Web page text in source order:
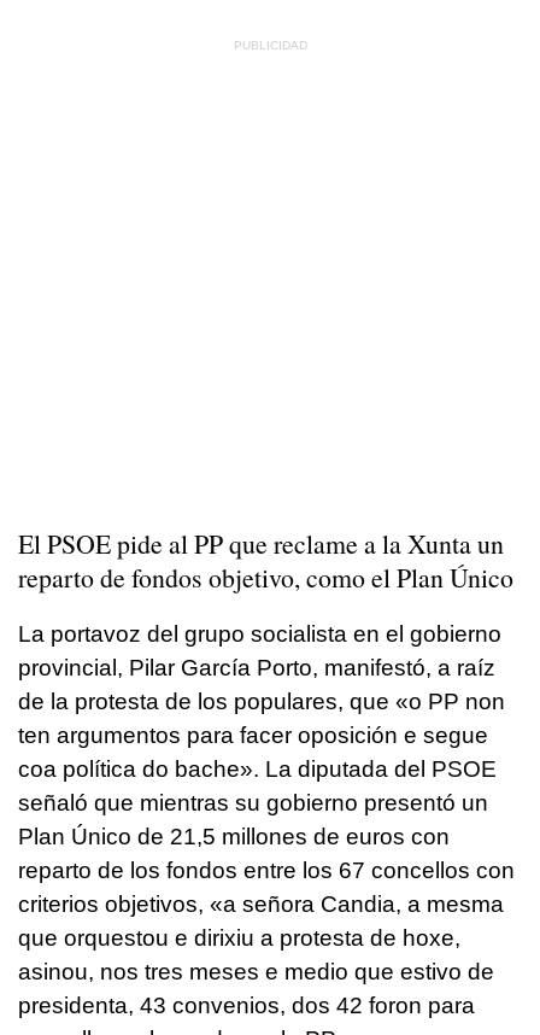
El PSOE pide al PP que reclame a la Xunta un
reparto de fondos objetivo, como el Plan Único
La portavoz del grupo socialista en el gobierno
provincial, Pilar García Porto, manifestó, a raíz
de la protesta de los populares, que «o PP non
ten argumentos para facer oposición e segue
coa política do bache». La diputada del PSOE
señaló que mientras su gobierno presentó un
Plan Único de 21,5 millones de euros con
reparto de los fondos entre los 67 concellos con
criterios objetivos, «a señora Candia, a mesma
que orquestou e dirixiu a protesta de hoxe,
asinou, nos tres meses e medio que estivo de
presidenta, 43 convenios, dos 42 foron para